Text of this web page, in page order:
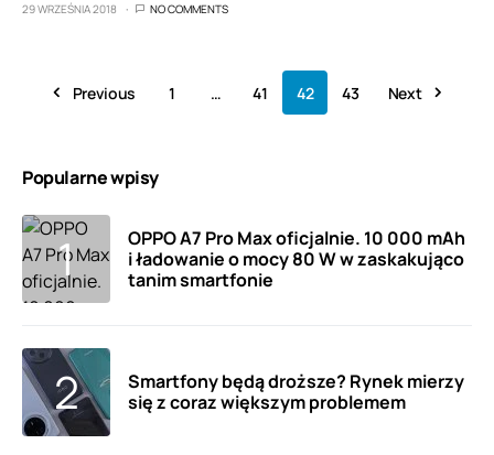
29 WRZEŚNIA 2018 NO COMMENTS
Previous 1 … 41 42 43 Next
Popularne wpisy
OPPO A7 Pro Max oficjalnie. 10 000 mAh
i ładowanie o mocy 80 W w zaskakująco
tanim smartfonie
Smartfony będą droższe? Rynek mierzy
się z coraz większym problemem